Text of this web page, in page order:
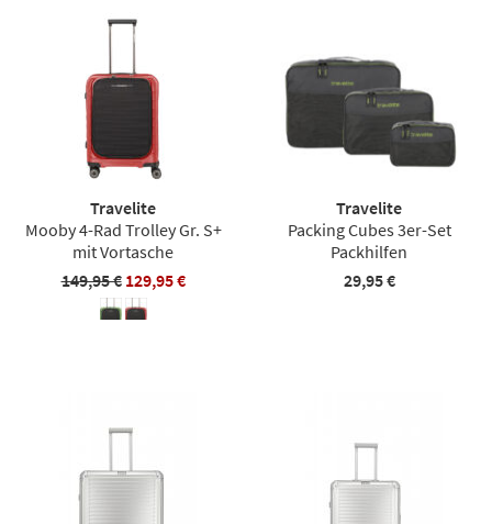
Travelite
Mooby 4-Rad Trolley Gr. S+
mit Vortasche
149,95 € 129,95 €
Travelite
Packing Cubes 3er-Set
Packhilfen
29,95 €